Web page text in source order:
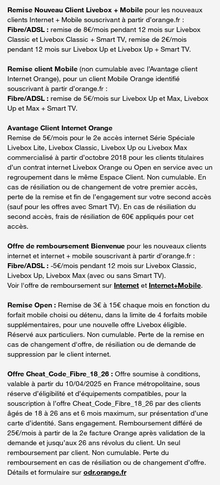
Remise Nouveau Client Livebox + Mobile pour les nouveaux
clients Internet + Mobile souscrivant à partir d’orange.fr :
Fibre/ADSL : remise de 8€/mois pendant 12 mois sur Livebox
Classic et Livebox Classic + Smart TV, remise de 2€/mois
pendant 12 mois sur Livebox Up et Livebox Up + Smart TV.
Remise client Mobile (non cumulable avec l’Avantage client
Internet Orange), pour un client Mobile Orange identifié
souscrivant à partir d’orange.fr :
Fibre/ADSL : remise de 5€/mois sur Livebox Up et Max, Livebox
Up et Max + Smart TV.
Avantage Client Internet Orange
Remise de 5€/mois pour le 2e accès internet Série Spéciale
Livebox Lite, Livebox Classic, Livebox Up ou Livebox Max
commercialisé à partir d’octobre 2018 pour les clients titulaires
d’un contrat internet Livebox Orange ou Open en service avec un
regroupement dans le même Espace Client. Non cumulable. En
cas de résiliation ou de changement de votre premier accès,
perte de la remise et fin de l’engagement sur votre second accès
(sauf pour les offres avec Smart TV). En cas de résiliation du
second accès, frais de résiliation de 60€ appliqués pour cet
accès.
Offre de remboursement Bienvenue pour les nouveaux clients
internet et internet + mobile souscrivant à partir d’orange.fr :
Fibre/ADSL : -5€/mois pendant 12 mois sur Livebox Classic,
Livebox Up, Livebox Max (avec ou sans Smart TV).
Voir l'offre de remboursement sur Internet et Internet+Mobile.
Remise Open : Remise de 3€ à 15€ chaque mois en fonction du
forfait mobile choisi ou détenu, dans la limite de 4 forfaits mobile
supplémentaires, pour une nouvelle offre Livebox éligible.
Réservé aux particuliers. Non cumulable. Perte de la remise en
cas de changement d'offre, de résiliation ou de demande de
suppression par le client internet.
Offre Cheat_Code_Fibre_18_26 : Offre soumise à conditions,
valable à partir du 10/04/2025 en France métropolitaine, sous
réserve d’éligibilité et d’équipements compatibles, pour la
souscription à l’offre Cheat_Code_Fibre_18_26 par des clients
âgés de 18 à 26 ans et 6 mois maximum, sur présentation d’une
carte d’identité. Sans engagement. Remboursement différé de
25€/mois à partir de la 2e facture Orange après validation de la
demande et jusqu’aux 26 ans révolus du client. Un seul
remboursement par client. Non cumulable. Perte du
remboursement en cas de résiliation ou de changement d’offre.
Détails et formulaire sur odr.orange.fr